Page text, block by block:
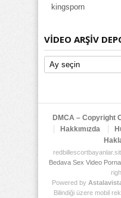
kingsporn
VIDEO ARŞIV
Video
Arşiv
DMCA – Copyright
Hakkımızda
Bedava Sex Video
Powered by
Bilindiği üzere mobil